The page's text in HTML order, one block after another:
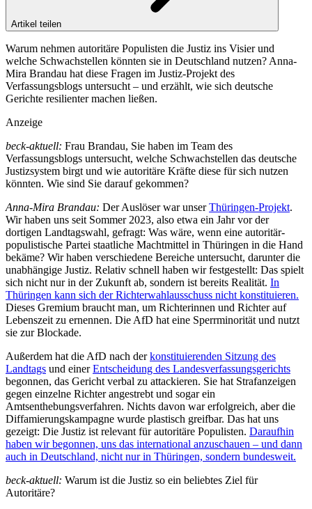
Artikel teilen
Warum nehmen autoritäre Populisten die Justiz ins Visier und
welche Schwachstellen könnten sie in Deutschland nutzen? Anna-
Mira Brandau hat diese Fragen im Justiz-Projekt des
Verfassungsblogs untersucht – und erzählt, wie sich deutsche
Gerichte resilienter machen ließen.
Anzeige
beck-aktuell: Frau Brandau, Sie haben im Team des
Verfassungsblogs untersucht, welche Schwachstellen das deutsche
Justizsystem birgt und wie autoritäre Kräfte diese für sich nutzen
könnten. Wie sind Sie darauf gekommen?
Anna-Mira Brandau: Der Auslöser war unserThüringen-Projekt.
Wir haben uns seit Sommer 2023, also etwa ein Jahr vor der
dortigen Landtagswahl, gefragt: Was wäre, wenn eine autoritär-
populistische Partei staatliche Machtmittel in Thüringen in die Hand
bekäme? Wir haben verschiedene Bereiche untersucht, darunter die
unabhängige Justiz. Relativ schnell haben wir festgestellt: Das spielt
sich nicht nur in der Zukunft ab, sondern ist bereits Realität. In
Thüringen kann sich der Richterwahlausschuss nicht konstituieren.
Dieses Gremium braucht man, um Richterinnen und Richter auf
Lebenszeit zu ernennen. Die AfD hat eine Sperrminorität und nutzt
sie zur Blockade.
Außerdem hat die AfD nach derkonstituierenden Sitzung des
Landtags und einerEntscheidung des Landesverfassungsgerichts
begonnen, das Gericht verbal zu attackieren. Sie hat Strafanzeigen
gegen einzelne Richter angestrebt und sogar ein
Amtsenthebungsverfahren. Nichts davon war erfolgreich, aber die
Diffamierungskampagne wurde plastisch greifbar. Das hat uns
gezeigt: Die Justiz ist relevant für autoritäre Populisten. Daraufhin
haben wir begonnen, uns das international anzuschauen – und dann
auch in Deutschland, nicht nur in Thüringen, sondern bundesweit.
beck-aktuell: Warum ist die Justiz so ein beliebtes Ziel für
Autoritäre?